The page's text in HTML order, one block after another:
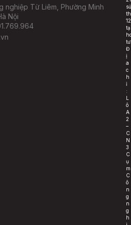
nghiệp Từ Liêm, Phường Minh
Nội
Đ
ị
a
c
h
ỉ
:
L
ô
A
2
–
C
N
3
C
ụ
m
C
ô
n
g
n
g
h